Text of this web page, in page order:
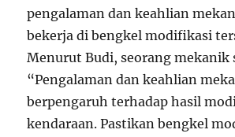
pengalaman dan keahlian
bekerja di bengkel modifikasi
Menurut Budi, seorang mekanik
“Pengalaman dan keahlian
berpengaruh terhadap hasil
kendaraan. Pastikan bengkel